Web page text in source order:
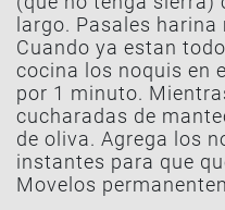
largo. Pasales
Cuando ya estan
cocina los noquis en
por 1 minuto.
cucharadas de
de oliva. Agrega los
instantes para que
Movelos